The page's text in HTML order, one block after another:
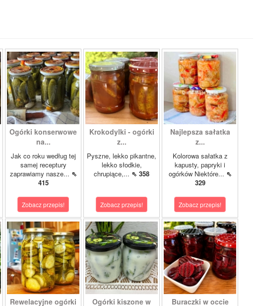
Ogórki konserwowe
na...
Jak co roku według tej
samej receptury
zaprawiamy nasze... ⇖
415
Zobacz przepis!
Krokodylki - ogórki
z...
Pyszne, lekko pikantne,
lekko słodkie,
chrupiące,... ⇖ 358
Zobacz przepis!
Najlepsza sałatka
z...
Kolorowa sałatka z
kapusty, papryki i
ogórków Niektóre... ⇖
329
Zobacz przepis!
Rewelacyjne ogórki Ogórki kiszone w Buraczki w occie